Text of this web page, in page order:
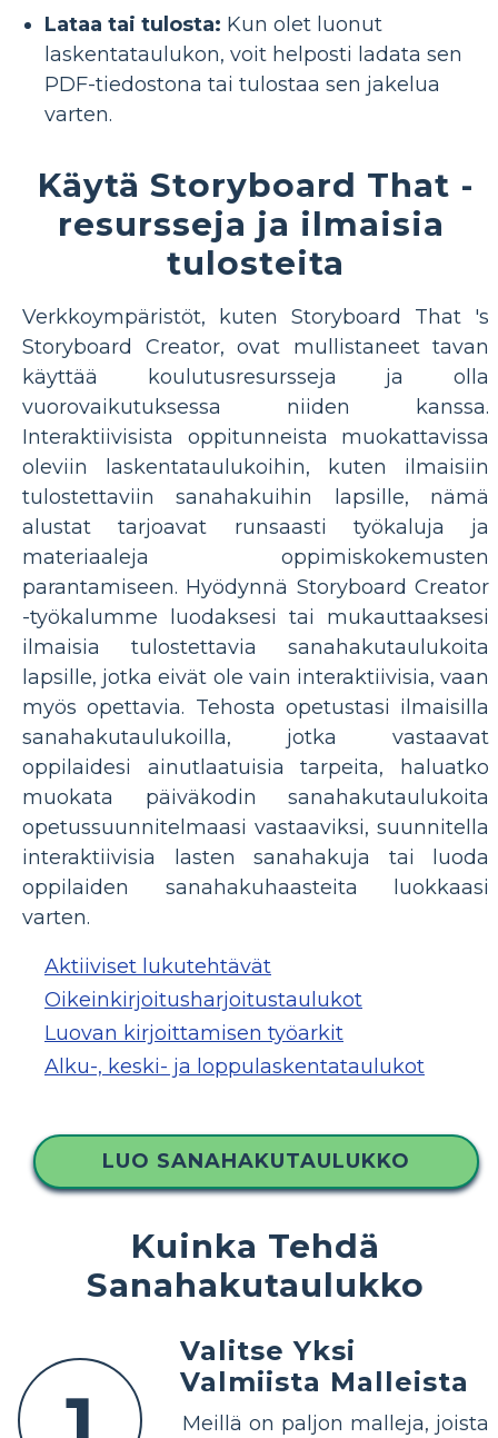
Lataa tai tulosta: Kun olet luonut
laskentataulukon, voit helposti ladata sen
PDF-tiedostona tai tulostaa sen jakelua
varten.
Käytä Storyboard That -
resursseja ja ilmaisia ​​
tulosteita
Verkkoympäristöt, kuten Storyboard That 's
Storyboard Creator, ovat mullistaneet tavan
käyttää koulutusresursseja ja olla
vuorovaikutuksessa niiden kanssa.
Interaktiivisista oppitunneista muokattavissa
oleviin laskentataulukoihin, kuten ilmaisiin
tulostettaviin sanahakuihin lapsille, nämä
alustat tarjoavat runsaasti työkaluja ja
materiaaleja oppimiskokemusten
parantamiseen. Hyödynnä Storyboard Creator
-työkalumme luodaksesi tai mukauttaaksesi
ilmaisia ​​tulostettavia sanahakutaulukoita
lapsille, jotka eivät ole vain interaktiivisia, vaan
myös opettavia. Tehosta opetustasi ilmaisilla
sanahakutaulukoilla, jotka vastaavat
oppilaidesi ainutlaatuisia tarpeita, haluatko
muokata päiväkodin sanahakutaulukoita
opetussuunnitelmaasi vastaaviksi, suunnitella
interaktiivisia lasten sanahakuja tai luoda
oppilaiden sanahakuhaasteita luokkaasi
varten.
Aktiiviset lukutehtävät
Oikeinkirjoitusharjoitustaulukot
Luovan kirjoittamisen työarkit
Alku-, keski- ja loppulaskentataulukot
LUO SANAHAKUTAULUKKO
Kuinka Tehdä
Sanahakutaulukko
Valitse Yksi
Valmiista Malleista
Meillä on paljon malleja, joista